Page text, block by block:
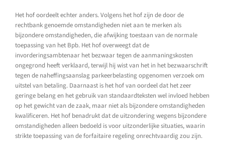
Het hof oordeelt echter anders. Volgens het hof zijn de door de
rechtbank genoemde omstandigheden niet aan te merken als
bijzondere omstandigheden, die afwijking toestaan van de normale
toepassing van het Bpb. Het hof overweegt dat de
invorderingsambtenaar het bezwaar tegen de aanmaningskosten
ongegrond heeft verklaard, terwijl hij wist van het in het bezwaarschrift
tegen de naheffingsaanslag parkeerbelasting opgenomen verzoek om
uitstel van betaling. Daarnaast is het hof van oordeel dat het zeer
geringe belang en het gebruik van standaardteksten wel invloed hebben
op het gewicht van de zaak, maar niet als bijzondere omstandigheden
kwalificeren. Het hof benadrukt dat de uitzondering wegens bijzondere
omstandigheden alleen bedoeld is voor uitzonderlijke situaties, waarin
strikte toepassing van de forfaitaire regeling onrechtvaardig zou zijn.